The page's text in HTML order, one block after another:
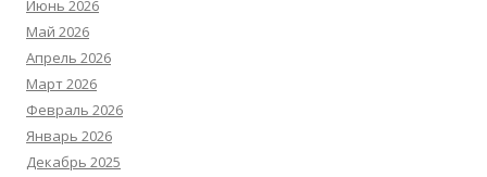
Июнь 2026
Май 2026
Апрель 2026
Март 2026
Февраль 2026
Январь 2026
Декабрь 2025